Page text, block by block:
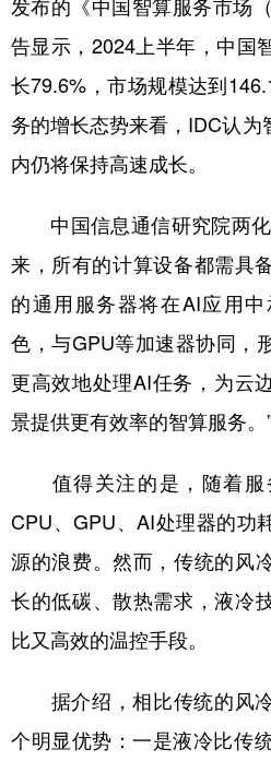
发布的《中国智算服务市场
告显示，2024上半年，中国
长79.6%，市场规模达到
务的增长态势来看，IDC认为
内仍将保持高速成长。
中国信息通信研究院两化
来，所有的计算设备都需具
的通用服务器将在AI应用
色，与GPU等加速器协同，
更高效地处理AI任务，为云
景提供更有效率的智算服务。
值得关注的是，随着服
CPU、GPU、AI处理器的功
源的浪费。然而，传统的风
长的低碳、散热需求，液冷
比又高效的温控手段。
据介绍，相比传统的风冷
个明显优势：一是液冷比传